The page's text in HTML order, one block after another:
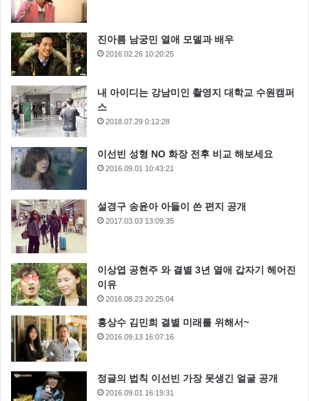
LPG 허윤아 가수 허윤아
애로부부 허윤아 허윤아
허윤아 남편
진아름 남궁민 열애 모델과 배우
2016.02.26 10:20:25
내 아이디는 강남미인 촬영지 대학교 수원캠퍼
스
2018.07.29 0:12:28
이선빈 성형 NO 화장 전후 비교 해보세요
2016.09.01 10:43:21
설경구 송윤아 아들이 쓴 편지 공개
2017.03.03 13:09:35
이상엽 공현주 와 결별 3년 열애 갑자기 헤어진
이유
2016.08.23 20:25:04
홍상수 김민희 결별 미래를 위해서~
2016.09.13 16:07:16
정글의 법칙 이선빈 가장 못생긴 얼굴 공개
2016.09.01 16:19:31